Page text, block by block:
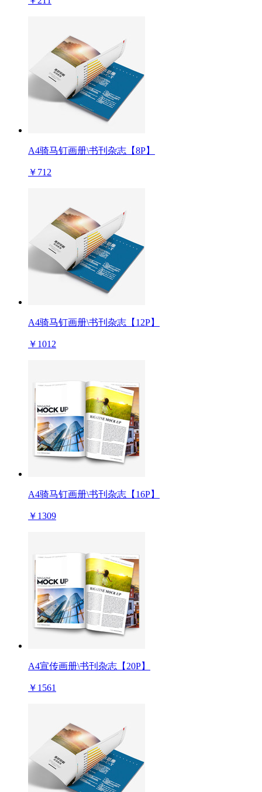
A4骑马钉画册\书刊杂志【8P】
￥712
A4骑马钉画册\书刊杂志【12P】
￥1012
A4骑马钉画册\书刊杂志【16P】
￥1309
A4宣传画册\书刊杂志【20P】
￥1561